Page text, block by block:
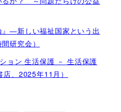
』―新しい福祉国家という出
研究会）
ョン 生活保護 － 生活保護
、2025年11月）